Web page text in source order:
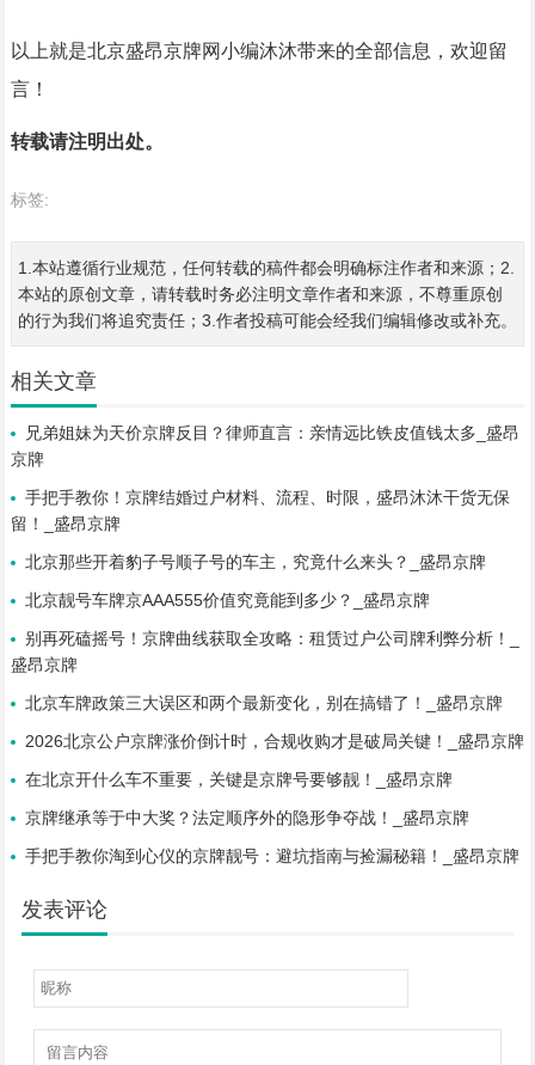
以上就是北京盛昂京牌网小编沐沐带来的全部信息，欢迎留
言！
转载请注明出处。
标签:
1.本站遵循行业规范，任何转载的稿件都会明确标注作者和来源；2.
本站的原创文章，请转载时务必注明文章作者和来源，不尊重原创
的行为我们将追究责任；3.作者投稿可能会经我们编辑修改或补充。
相关文章
兄弟姐妹为天价京牌反目？律师直言：亲情远比铁皮值钱太多_盛昂
京牌
手把手教你！京牌结婚过户材料、流程、时限，盛昂沐沐干货无保
留！_盛昂京牌
北京那些开着豹子号顺子号的车主，究竟什么来头？_盛昂京牌
北京靓号车牌京AAA555价值究竟能到多少？_盛昂京牌
别再死磕摇号！京牌曲线获取全攻略：租赁过户公司牌利弊分析！_
盛昂京牌
北京车牌政策三大误区和两个最新变化，别在搞错了！_盛昂京牌
2026北京公户京牌涨价倒计时，合规收购才是破局关键！_盛昂京牌
在北京开什么车不重要，关键是京牌号要够靓！_盛昂京牌
京牌继承等于中大奖？法定顺序外的隐形争夺战！_盛昂京牌
手把手教你淘到心仪的京牌靓号：避坑指南与捡漏秘籍！_盛昂京牌
发表评论